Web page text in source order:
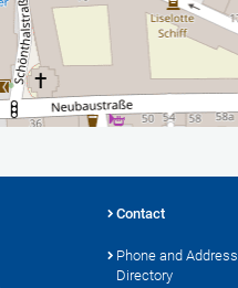
Contact
Phone and Address
Directory